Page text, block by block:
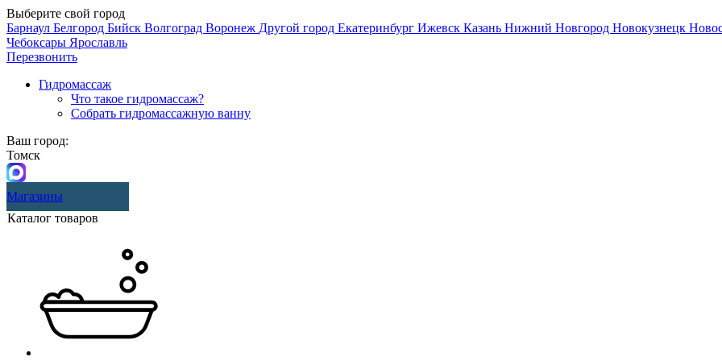
Выберите свой город
Барнаул Белгород Бийск Волгоград Воронеж Другой город Екатеринбург Ижевск Казань Нижний Новгород Новокузнецк
Чебоксары Ярославль
Перезвонить
Гидромассаж
Что такое гидромассаж?
Собрать гидромассажную ванну
Ваш город:
Томск
Магазины
Каталог товаров